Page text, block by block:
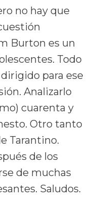
no hay que
Burton es un
Todo
para ese
Analizarlo
cuarenta y
Otro tanto
Tarantino.
de los
de muchas
Saludos.